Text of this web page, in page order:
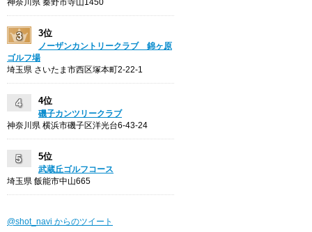
神奈川県 秦野市寺山1450
3位
ノーザンカントリークラブ 錦ヶ原
ゴルフ場
埼玉県 さいたま市西区塚本町2-22-1
4位
磯子カンツリークラブ
神奈川県 横浜市磯子区洋光台6-43-24
5位
武蔵丘ゴルフコース
埼玉県 飯能市中山665
@shot_navi からのツイート